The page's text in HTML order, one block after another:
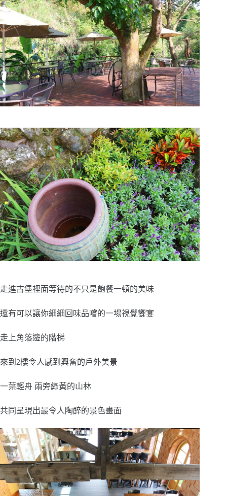
走進古堡裡面等待的不只是飽餐一頓的美味
還有可以讓你細細回味品嚐的一場視覺饗宴
走上角落邊的階梯
來到2樓令人感到興奮的戶外美景
一葉輕舟 兩旁綠黃的山林
共同呈現出最令人陶醉的景色畫面